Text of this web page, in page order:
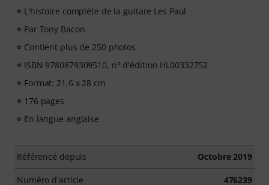
L'histoire complète de la guitare Les Paul
Par Tony Bacon
Contient plus de 250 photos
ISBN 9780879309510, n° d'édition HL00332752
Format: 21,6 x 28 cm
176 pages
En langue anglaise
Référencé depuis Octobre 2019
Numéro d'article 476239